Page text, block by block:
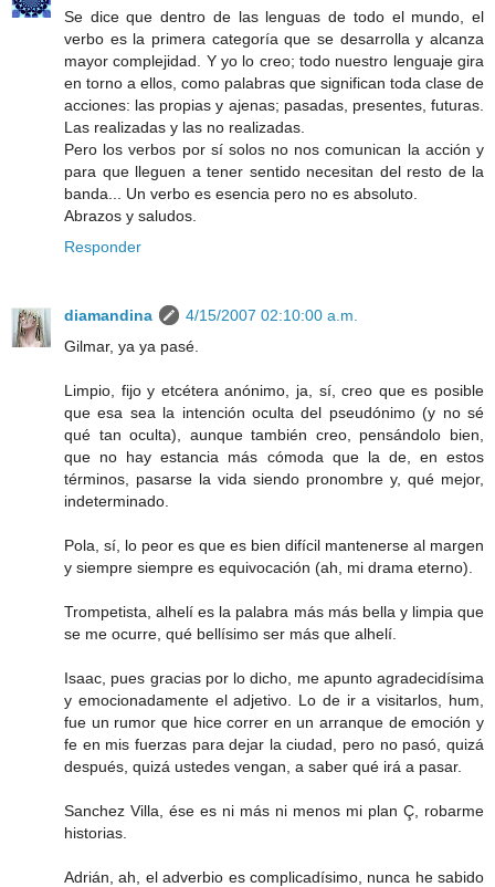
Se dice que dentro de las lenguas de todo el mundo, el
verbo es la primera categoría que se desarrolla y alcanza
mayor complejidad. Y yo lo creo; todo nuestro lenguaje gira
en torno a ellos, como palabras que significan toda clase de
acciones: las propias y ajenas; pasadas, presentes, futuras.
Las realizadas y las no realizadas.
Pero los verbos por sí solos no nos comunican la acción y
para que lleguen a tener sentido necesitan del resto de la
banda... Un verbo es esencia pero no es absoluto.
Abrazos y saludos.
Responder
diamandina
4/15/2007 02:10:00 a.m.
Gilmar, ya ya pasé.
Limpio, fijo y etcétera anónimo, ja, sí, creo que es posible
que esa sea la intención oculta del pseudónimo (y no sé
qué tan oculta), aunque también creo, pensándolo bien,
que no hay estancia más cómoda que la de, en estos
términos, pasarse la vida siendo pronombre y, qué mejor,
indeterminado.
Pola, sí, lo peor es que es bien difícil mantenerse al margen
y siempre siempre es equivocación (ah, mi drama eterno).
Trompetista, alhelí es la palabra más más bella y limpia que
se me ocurre, qué bellísimo ser más que alhelí.
Isaac, pues gracias por lo dicho, me apunto agradecidísima
y emocionadamente el adjetivo. Lo de ir a visitarlos, hum,
fue un rumor que hice correr en un arranque de emoción y
fe en mis fuerzas para dejar la ciudad, pero no pasó, quizá
después, quizá ustedes vengan, a saber qué irá a pasar.
Sanchez Villa, ése es ni más ni menos mi plan Ç, robarme
historias.
Adrián, ah, el adverbio es complicadísimo, nunca he sabido